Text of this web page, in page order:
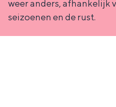
e
e
weer anders, afhankelijk
seizoenen en de rust.